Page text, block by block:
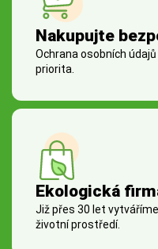
Nakupujte
Ochrana osobních
priorita.
Ekologická
Již přes 30 let
životní prostředí.